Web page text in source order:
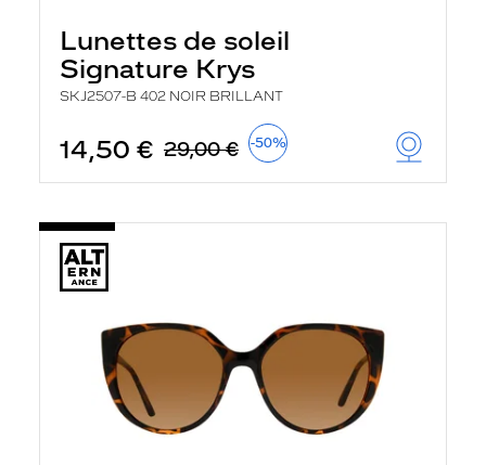
Lunettes de soleil
Signature Krys
SKJ2507-B 402 NOIR BRILLANT
14,50 € 29,00 € -50%